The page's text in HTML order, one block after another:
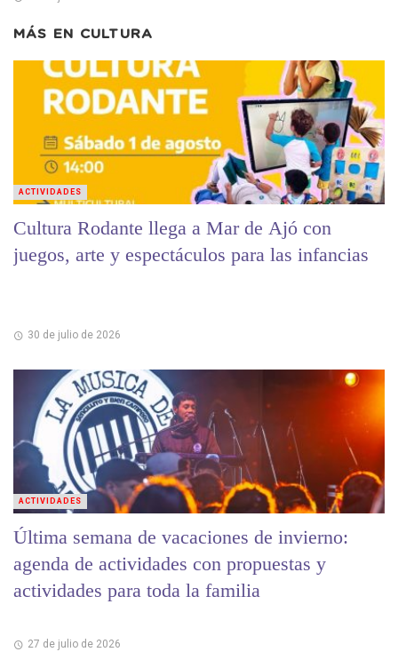
MÁS EN CULTURA
Cultura Rodante llega a Mar de Ajó con
juegos, arte y espectáculos para las infancias
30 de julio de 2026
ACTIVIDADES
Última semana de vacaciones de invierno:
agenda de actividades con propuestas y
actividades para toda la familia
27 de julio de 2026
ACTIVIDADES